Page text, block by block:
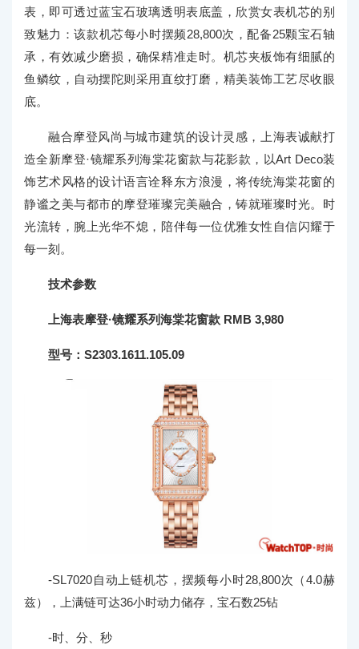
表，即可透过蓝宝石玻璃透明表底盖，欣赏女表机芯的别
致魅力：该款机芯每小时摆频28,800次，配备25颗宝石轴
承，有效减少磨损，确保精准走时。机芯夹板饰有细腻的
鱼鳞纹，自动摆陀则采用直纹打磨，精美装饰工艺尽收眼
底。
融合摩登风尚与城市建筑的设计灵感，上海表诚献打
造全新摩登·镜耀系列海棠花窗款与花影款，以Art Deco装
饰艺术风格的设计语言诠释东方浪漫，将传统海棠花窗的
静谧之美与都市的摩登璀璨完美融合，铸就璀璨时光。时
光流转，腕上光华不熄，陪伴每一位优雅女性自信闪耀于
每一刻。
技术参数
上海表摩登·镜耀系列海棠花窗款 RMB 3,980
型号：S2303.1611.105.09
-SL7020自动上链机芯，摆频每小时28,800次（4.0赫
兹），上满链可达36小时动力储存，宝石数25钻
-时、分、秒